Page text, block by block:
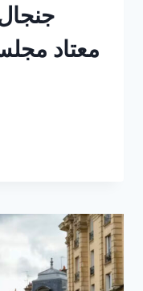
معتاد